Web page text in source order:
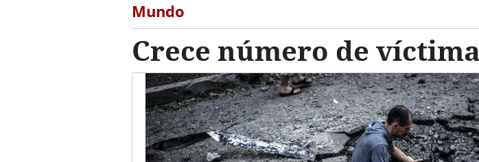
Mundo
Crece número de